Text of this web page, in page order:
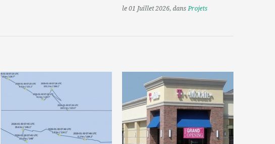
le 01 Juillet 2026, dansProjets